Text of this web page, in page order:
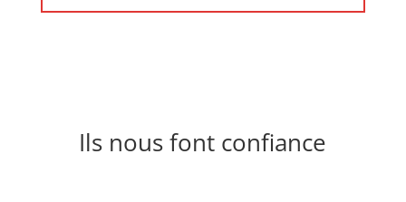
Ils nous font confiance